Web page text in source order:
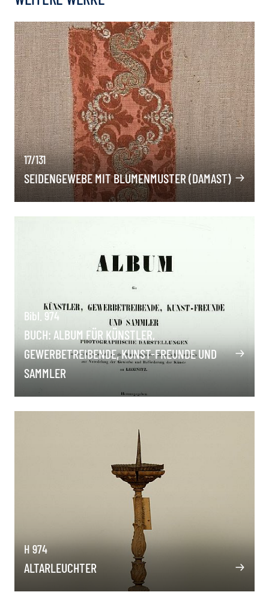
17/131
SEIDENGEWEBE MIT BLUMENMUSTER (DAMAST)
Bibl. 974
BUCH: ALBUM FÜR KÜNSTLER,
GEWERBETREIBENDE, KUNST-FREUNDE UND
SAMMLER
H 974
ALTARLEUCHTER